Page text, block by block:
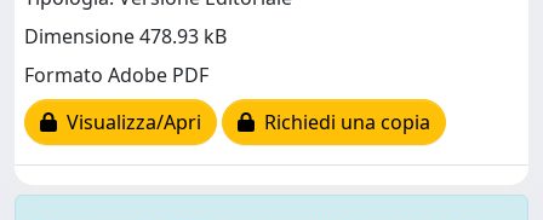
Dimensione 478.93 kB
Formato Adobe PDF
Visualizza/Apri
Richiedi una copia